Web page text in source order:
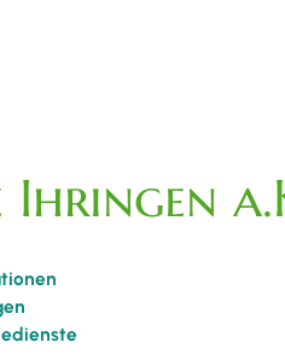
Ihringen